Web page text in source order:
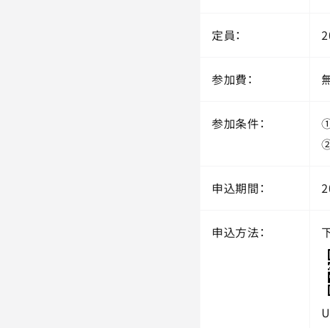
定員：
参加費：
参加条件：
申込期間：
申込方法：